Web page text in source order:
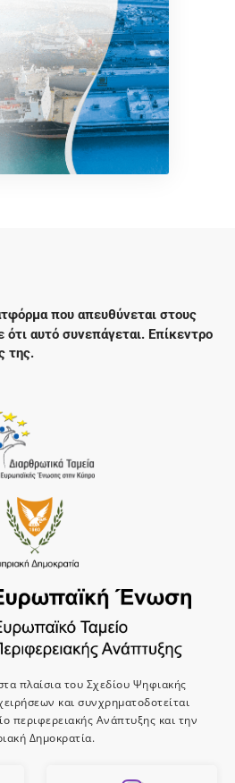
που απευθύνεται στους
ότι αυτό συνεπάγεται. Επίκεντρο
της.
πλαίσια του Σχεδίου Ψηφιακής
και συνχρηματοδοτείται
περιφερειακής Ανάπτυξης και την
Δημοκρατία.